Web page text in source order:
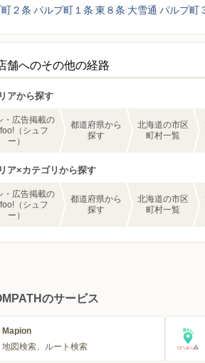
２条 パルプ町１条 東８条 大雪通 パルプ町
舗へのその他の経路
アから探す
・広告掲載の
（シュフ
ー）
都道府県から
探す
北海道の市区
町村一覧
ア×カテゴリから探す
・広告掲載の
（シュフ
ー）
都道府県から
探す
北海道の市区
町村一覧
のサービス
Mapion
地図検索、ルート検索